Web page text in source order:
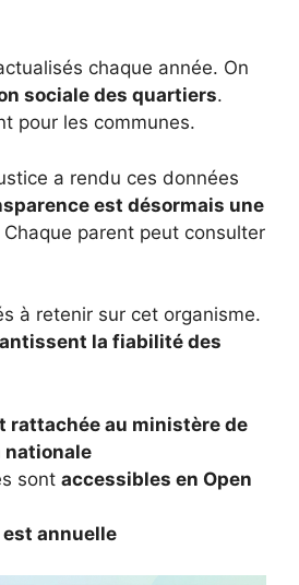
chaque année. On
sociale des quartiers.
pour les communes.
a rendu ces données
est désormais une
Chaque parent peut consulter
à retenir sur cet organisme.
la fiabilité des
rattachée au ministère de
nationale
sont accessibles en Open
annuelle